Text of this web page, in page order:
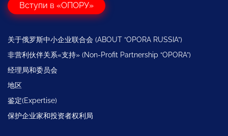
Вступи в «ОПОРУ»
关于俄罗斯中小企业联合会 (ABOUT “OPORA RUSSIA”)
非营利伙伴关系«支持» (Non-Profit Partnership “OPORA”)
经理局和委员会
地区
鉴定(Expertise)
保护企业家和投资者权利局